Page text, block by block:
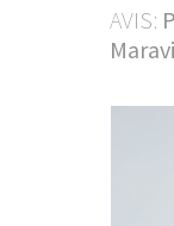
AVIS: